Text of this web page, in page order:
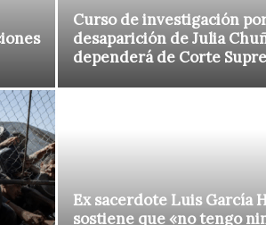
Curso de investigación
desaparición de Julia
dependerá de Corte
Ex sacerdote Luis García
sostiene que «no tengo